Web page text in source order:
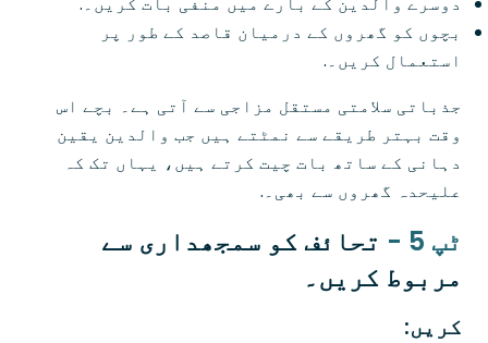
بچوں کو گھروں کے درمیان قاصد کے طور پر
استعمال کریں۔.
جذباتی سلامتی مستقل مزاجی سے آتی ہے۔ بچے اس
وقت بہتر طریقے سے نمٹتے ہیں جب والدین یقین
دہانی کے ساتھ بات چیت کرتے ہیں، یہاں تک کہ
علیحدہ گھروں سے بھی۔.
ٹپ 5 -
تحائف کو سمجھداری سے
مربوط کریں۔
کریں: